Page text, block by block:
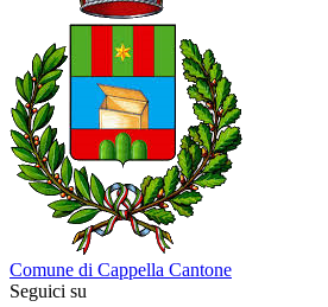
Comune di Cappella Cantone
Seguici su